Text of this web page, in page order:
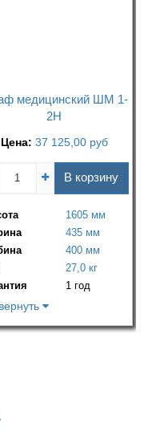
медицинский ШМ 1-
2Н
Цена: 37 125,00 руб
В корзину
1605 мм
435 мм
400 мм
27,0 кг
1 год